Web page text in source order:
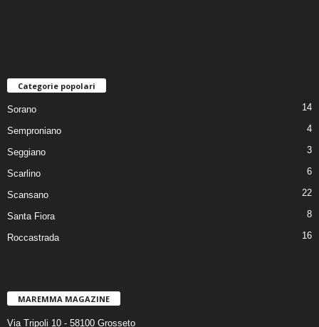
Categorie popolari
Sorano 14
Semproniano 4
Seggiano 3
Scarlino 6
Scansano 22
Santa Fiora 8
Roccastrada 16
MAREMMA MAGAZINE
Via Tripoli 10 - 58100 Grosseto